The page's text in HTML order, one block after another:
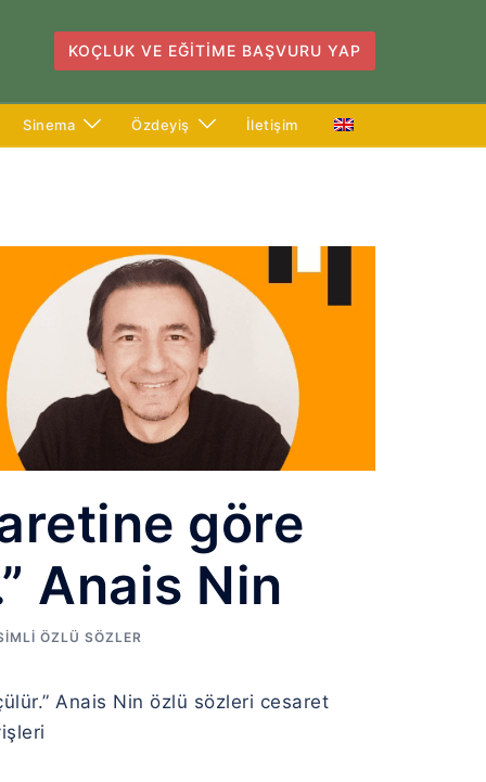
KOÇLUK VE EĞITIME BAŞVURU YAP
Sinema Özdeyiş İletişim
göre
Anais Nin
ÖZLÜ SÖZLER